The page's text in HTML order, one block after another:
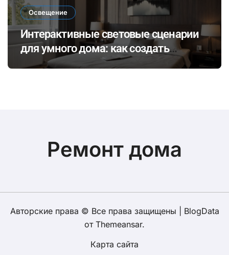
Освещение
Интерактивные световые сценарии
для умного дома: как создать
динамичное освещение по
Ремонт дома
Авторские права © Все права защищены
BlogData
от Themeansar.
Карта сайта